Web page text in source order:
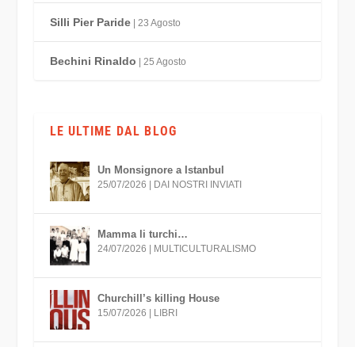
Silli Pier Paride| 23 Agosto
Bechini Rinaldo | 25 Agosto
LE ULTIME DAL BLOG
Un Monsignore a Istanbul
25/07/2026 DAI NOSTRI INVIATI
Mamma li turchi…
24/07/2026 MULTICULTURALISMO
Churchill’s killing House
15/07/2026 LIBRI